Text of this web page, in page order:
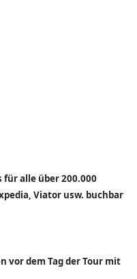
alle über 200.000
Viator usw. buchbar
vor dem Tag der Tour mit